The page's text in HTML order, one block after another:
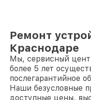
Ремонт
Краснодаре
Мы, сервисный
более 5 лет
послегарантийное
Наши безусловные
доступные цены,